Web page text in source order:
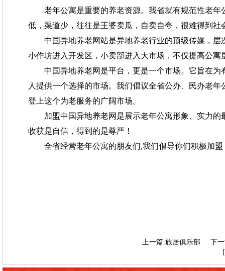
老年公寓是重要的养老资源。我省就有规范性老年
低，渠道少，往往是王婆卖瓜，自卖自夸，很难得到
中国异地养老网站是异地养老行业的顶级传媒，层
小作坊进入开发区，小卖部进入大市场，不仅提高公寓
中国异地养老网是平台，更是一个市场。它旨在为
人提供一个选择的市场。我们倡议全省公办、民办老
登上这个为老服务的广阔市场。
加盟中国异地养老网是展示老年公寓形象、实力的
收获是自信，得到的是尊严！
全省经营老年公寓的朋友们,我们倡导你们积极加盟
上一篇:旅居俱乐部
下